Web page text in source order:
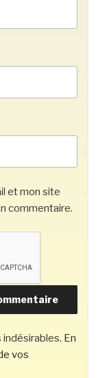
et mon site
commentaire.
En
vos